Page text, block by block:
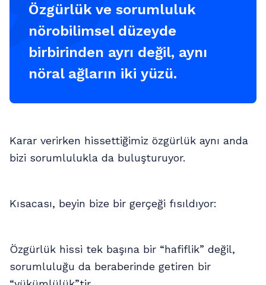
Özgürlük ve sorumluluk
nörobilimsel düzeyde
birbirinden ayrı değil, aynı
nöral ağların iki yüzü.
Karar verirken hissettiğimiz özgürlük aynı anda
bizi sorumlulukla da buluşturuyor.
Kısacası, beyin bize bir gerçeği fısıldıyor:
Özgürlük hissi tek başına bir “hafiflik” değil,
sorumluluğu da beraberinde getiren bir